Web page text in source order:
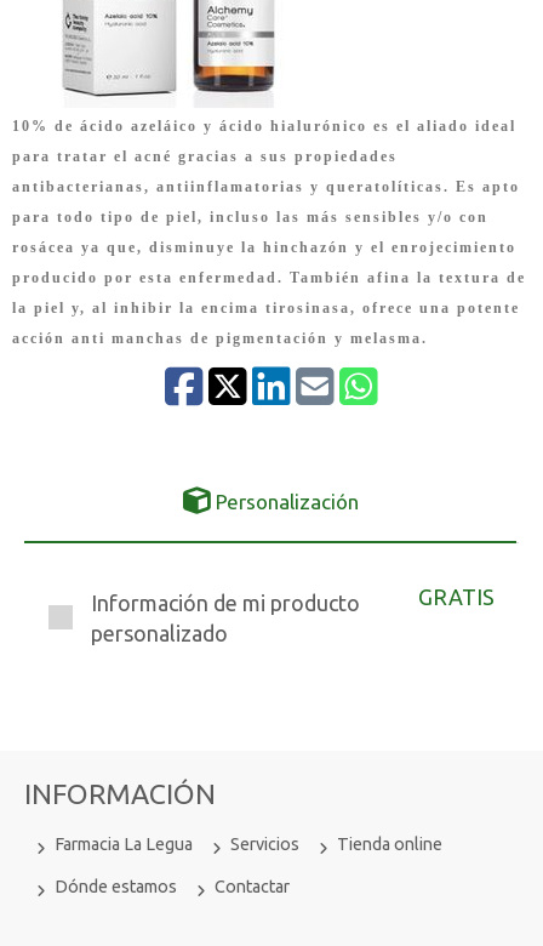
10% de ácido azeláico y ácido hialurónico es el aliado ideal
para tratar el acné gracias a sus propiedades
antibacterianas, antiinflamatorias y queratolíticas. Es apto
para todo tipo de piel, incluso las más sensibles y/o con
rosácea ya que, disminuye la hinchazón y el enrojecimiento
producido por esta enfermedad. También afina la textura de
la piel y, al inhibir la encima tirosinasa, ofrece una potente
acción anti manchas de pigmentación y melasma.
Personalización
Información de mi producto
personalizado
GRATIS
INFORMACIÓN
Farmacia La Legua Servicios Tienda online
Dónde estamos Contactar